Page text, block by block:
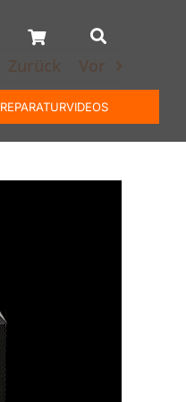
REPARATURVIDEOS
Zurück Vor